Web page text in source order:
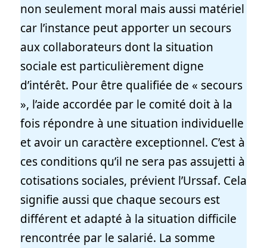
non seulement moral mais aussi matériel
car l’instance peut apporter un secours
aux collaborateurs dont la situation
sociale est particulièrement digne
d’intérêt. Pour être qualifiée de « secours
», l’aide accordée par le comité doit à la
fois répondre à une situation individuelle
et avoir un caractère exceptionnel. C’est à
ces conditions qu’il ne sera pas assujetti à
cotisations sociales, prévient l’Urssaf. Cela
signifie aussi que chaque secours est
diﬀérent et adapté à la situation diﬃcile
rencontrée par le salarié. La somme